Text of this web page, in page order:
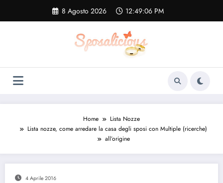
contenuto
8 Agosto 2026 12:49:07 PM
Home
Lista Nozze
Lista nozze, come arredare la casa degli sposi con Multiple (ricerche)
all’origine
4 Aprile 2016